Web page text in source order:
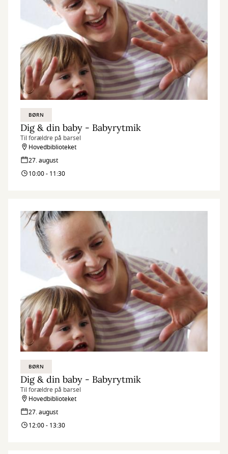
BØRN
Dig & din baby - Babyrytmik
Til forældre på barsel
Hovedbiblioteket
27. august
10:00 - 11:30
BØRN
Dig & din baby - Babyrytmik
Til forældre på barsel
Hovedbiblioteket
27. august
12:00 - 13:30